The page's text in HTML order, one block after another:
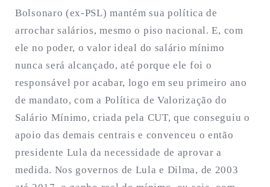
Bolsonaro (ex-PSL) mantém sua política de
arrochar salários, mesmo o piso nacional. E, com
ele no poder, o valor ideal do salário mínimo
nunca será alcançado, até porque ele foi o
responsável por acabar, logo em seu primeiro ano
de mandato, com a Política de Valorização do
Salário Mínimo, criada pela CUT, que conseguiu o
apoio das demais centrais e convenceu o então
presidente Lula da necessidade de aprovar a
medida. Nos governos de Lula e Dilma, de 2003